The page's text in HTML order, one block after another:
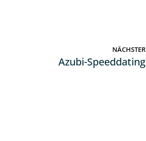
NÄCHSTER
Azubi-Speeddating